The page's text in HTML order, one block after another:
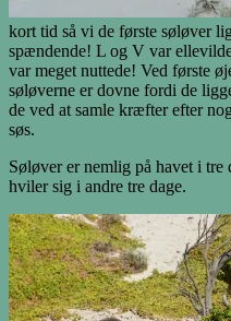
kort tid så vi de første søløver
spændende! L og V var
var meget nuttede! Ved første
søløverne er dovne fordi de
de ved at samle kræfter efter
søs.
Søløver er nemlig på havet i tre
hviler sig i andre tre dage.